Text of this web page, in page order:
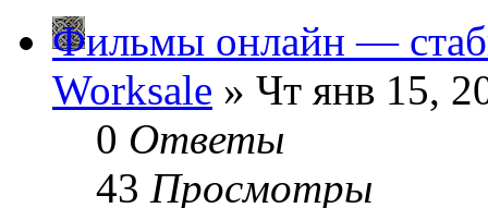
Фильмы онлайн —
Worksale » Чт янв 15,
0 Ответы
43 Просмотры